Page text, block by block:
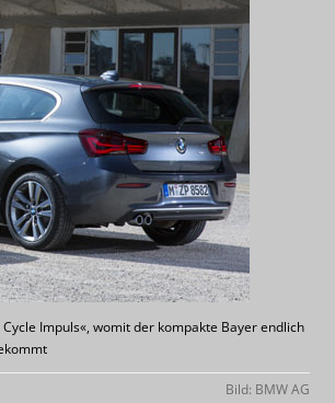
Impuls«, womit der kompakte Bayer endlich
Bild: BMW AG